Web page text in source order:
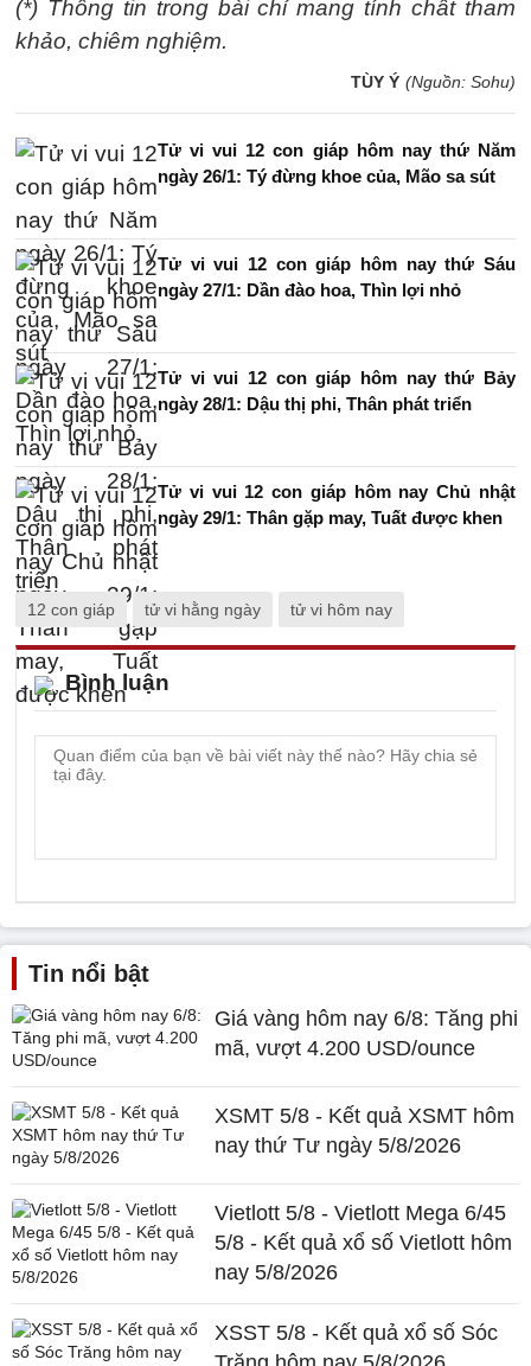
(*) Thông tin trong bài chỉ mang tính chất tham
khảo, chiêm nghiệm.
TÙY Ý (Nguồn: Sohu)
Tử vi vui 12 con giáp hôm nay thứ Năm
ngày 26/1: Tý đừng khoe của, Mão sa sút
Tử vi vui 12 con giáp hôm nay thứ Sáu
ngày 27/1: Dần đào hoa, Thìn lợi nhỏ
Tử vi vui 12 con giáp hôm nay thứ Bảy
ngày 28/1: Dậu thị phi, Thân phát triển
Tử vi vui 12 con giáp hôm nay Chủ nhật
ngày 29/1: Thân gặp may, Tuất được khen
12 con giáp tử vi hằng ngày tử vi hôm nay
Bình luận
Tin nổi bật
Giá vàng hôm nay 6/8: Tăng phi
mã, vượt 4.200 USD/ounce
XSMT 5/8 - Kết quả XSMT hôm
nay thứ Tư ngày 5/8/2026
Vietlott 5/8 - Vietlott Mega 6/45
5/8 - Kết quả xổ số Vietlott hôm
nay 5/8/2026
XSST 5/8 - Kết quả xổ số Sóc